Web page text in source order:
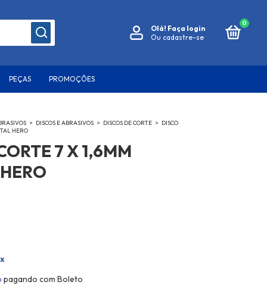
Olá! Faça login
Ou cadastre-se
0
PEÇAS PROMOÇÕES
> DISCOS E ABRASIVOS > DISCOS DE CORTE > DISCO
HERO
7 X 1,6MM
pagando com Boleto